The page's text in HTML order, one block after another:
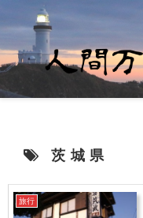
茨城県
旅行